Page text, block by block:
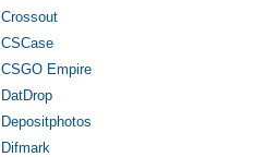
Crossout
CSCase
CSGO Empire
DatDrop
Depositphotos
Difmark